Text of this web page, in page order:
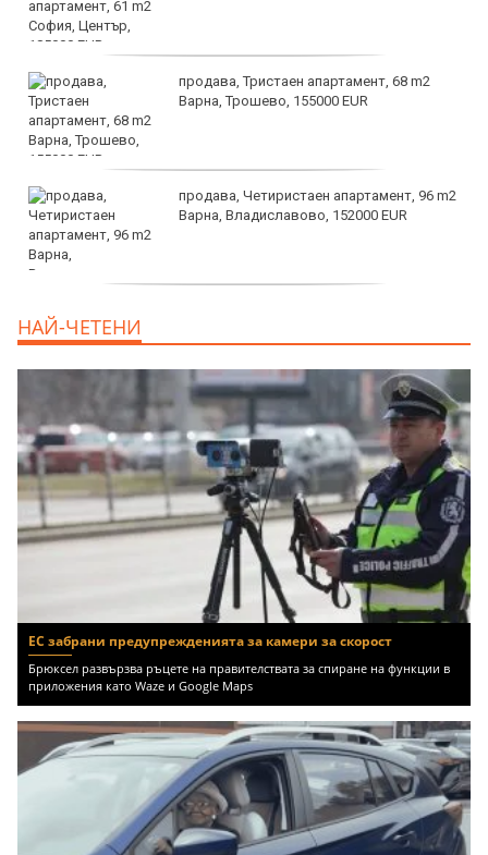
продава, Тристаен апартамент, 68 m2
Варна, Трошево, 155000 EUR
продава, Четиристаен апартамент, 96 m2
Варна, Владиславово, 152000 EUR
НАЙ-ЧЕТЕНИ
ЕС забрани предупрежденията за камери за скорост
Брюксел развързва ръцете на правителствата за спиране на функции в
приложения като Waze и Google Maps